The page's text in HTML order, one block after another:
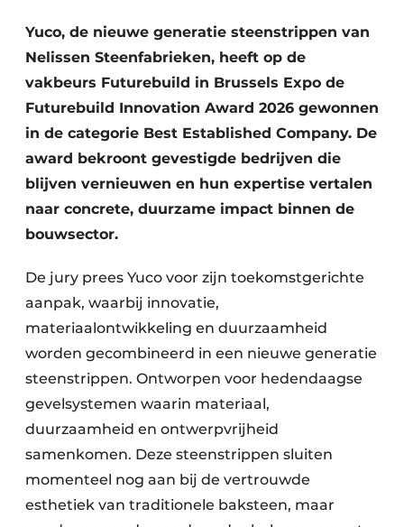
Vacatures
Video’s
Aanmelden
Bedrijven
Bedrijven
Contact
Akoestiek
Beton & Staalbouw
Brandveiligheid
BIM
Evenementen
Houtbouw
HVAC
Interieurarchitectuur
Keukens
Renovatie
Software
Yuco, de nieuwe generatie steenstrippen van
Nelissen Steenfabrieken, heeft op de
vakbeurs Futurebuild in Brussels Expo de
Futurebuild Innovation Award 2026 gewonnen
in de categorie Best Established Company. De
award bekroont gevestigde bedrijven die
blijven vernieuwen en hun expertise vertalen
naar concrete, duurzame impact binnen de
bouwsector.
De jury prees Yuco voor zijn toekomstgerichte
aanpak, waarbij innovatie,
materiaalontwikkeling en duurzaamheid
worden gecombineerd in een nieuwe generatie
steenstrippen. Ontworpen voor hedendaagse
gevelsystemen waarin materiaal,
duurzaamheid en ontwerpvrijheid
samenkomen. Deze steenstrippen sluiten
momenteel nog aan bij de vertrouwde
esthetiek van traditionele baksteen, maar